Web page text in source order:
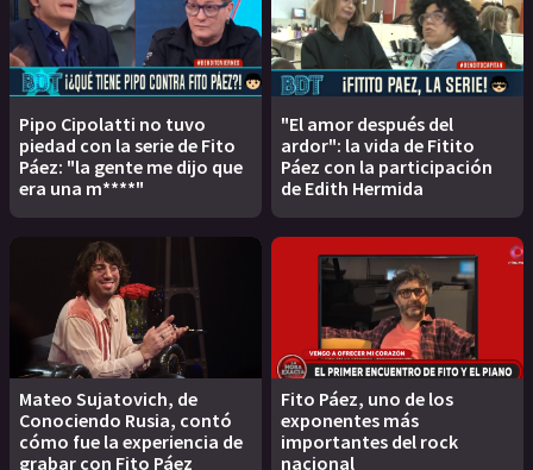
Pipo Cipolatti no tuvo
piedad con la serie de Fito
Páez: "la gente me dijo que
era una m****"
"El amor después del
ardor": la vida de Fitito
Páez con la participación
de Edith Hermida
Mateo Sujatovich, de
Conociendo Rusia, contó
cómo fue la experiencia de
grabar con Fito Páez
Fito Páez, uno de los
exponentes más
importantes del rock
nacional